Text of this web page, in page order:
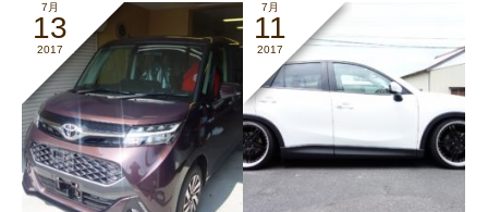
7月
13
2017
7月
11
2017